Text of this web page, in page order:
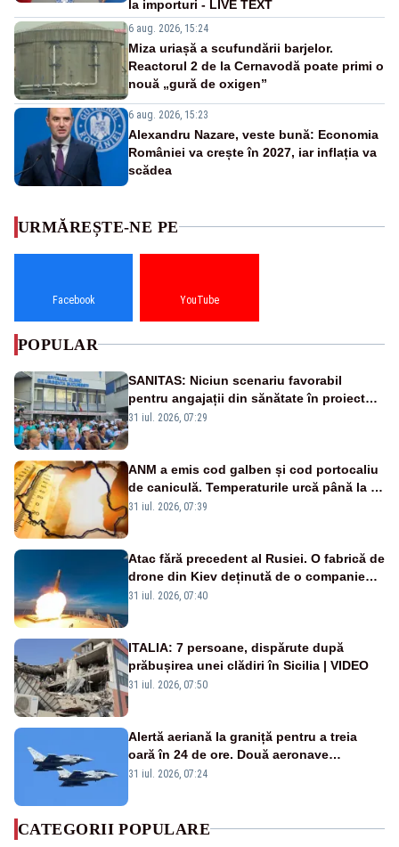
la importuri - LIVE TEXT
6 aug. 2026, 15:24
Miza uriașă a scufundării barjelor.
Reactorul 2 de la Cernavodă poate primi o
nouă „gură de oxigen”
6 aug. 2026, 15:23
Alexandru Nazare, veste bună: Economia
României va crește în 2027, iar inflația va
scădea
URMĂREȘTE-NE PE
Facebook YouTube
POPULAR
SANITAS: Niciun scenariu favorabil
pentru angajații din sănătate în proiectul
Legii salarizării
31 iul. 2026, 07:29
ANM a emis cod galben și cod portocaliu
de caniculă. Temperaturile urcă până la 38
de grade, iar nopțile devin tropicale
31 iul. 2026, 07:39
Atac fără precedent al Rusiei. O fabrică de
drone din Kiev deținută de o companie
americană, distrusă de o rachetă
31 iul. 2026, 07:40
ITALIA: 7 persoane, dispărute după
prăbușirea unei clădiri în Sicilia | VIDEO
31 iul. 2026, 07:50
Alertă aeriană la graniță pentru a treia
oară în 24 de ore. Două aeronave
Eurofighter britanice au fost ridicate de la
31 iul. 2026, 07:24
CATEGORII POPULARE